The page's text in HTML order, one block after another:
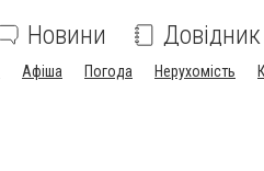
Новини Довідник
Афіша Погода Нерухомість